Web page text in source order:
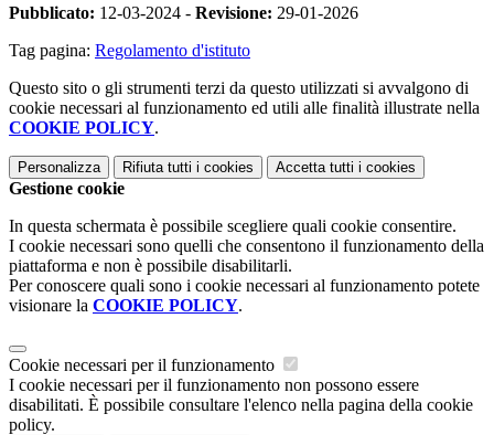
Pubblicato: 12-03-2024 - Revisione: 29-01-2026
Tag pagina: Regolamento d'istituto
Questo sito o gli strumenti terzi da questo utilizzati si avvalgono di
cookie necessari al funzionamento ed utili alle finalità illustrate nella
COOKIE POLICY.
Personalizza Rifiuta tutti i cookies Accetta tutti i cookies
Gestione cookie
In questa schermata è possibile scegliere quali cookie consentire.
I cookie necessari sono quelli che consentono il funzionamento della
piattaforma e non è possibile disabilitarli.
Per conoscere quali sono i cookie necessari al funzionamento potete
visionare la COOKIE POLICY.
Cookie necessari per il funzionamento
I cookie necessari per il funzionamento non possono essere
disabilitati. È possibile consultare l'elenco nella pagina della cookie
policy.